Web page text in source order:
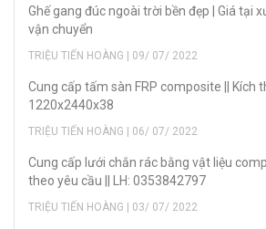
Ghế gang đúc ngoài trời bền đẹp | Giá tại
vận chuyển
TRIỆU TIẾN HOÀNG | 09/ 07/ 2022
Cung cấp tấm sàn FRP composite || Kích
1220x2440x38
TRIỆU TIẾN HOÀNG | 06/ 07/ 2022
Cung cấp lưới chắn rác bằng vật liệu
theo yêu cầu || LH: 0353842797
TRIỆU TIẾN HOÀNG | 03/ 07/ 2022